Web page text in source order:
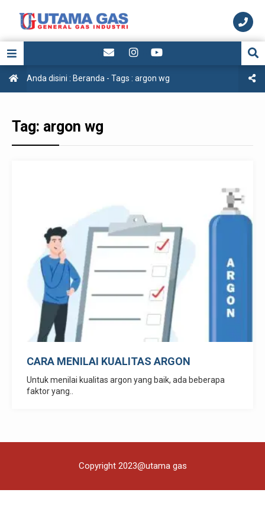
Anda disini : Beranda - Tags : argon wg
Tag: argon wg
CARA MENILAI KUALITAS ARGON
Untuk menilai kualitas argon yang baik, ada beberapa
faktor yang..
Copyright 2023@utama gas